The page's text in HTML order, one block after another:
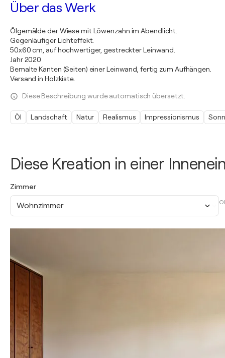
Diese Kreation in einer
Zimmer
Wohnzimmer
Über das Werk
Ölgemälde der Wiese mit Löwenzahn im Abendlicht.
Gegenläufiger Lichteffekt.
50x60 cm, auf hochwertiger, gestreckter Leinwand.
Jahr 2020
Bemalte Kanten (Seiten) einer Leinwand, fertig zum Aufhängen.
Versand in Holzkiste.
Diese Beschreibung wurde automatisch übersetzt.
Öl Landschaft Natur Realismus Impressionismus